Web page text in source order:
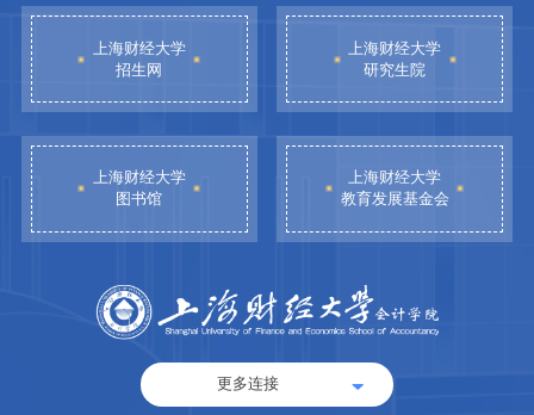
上海财经大学
招生网
上海财经大学
研究生院
上海财经大学
图书馆
上海财经大学
教育发展基金会
更多连接